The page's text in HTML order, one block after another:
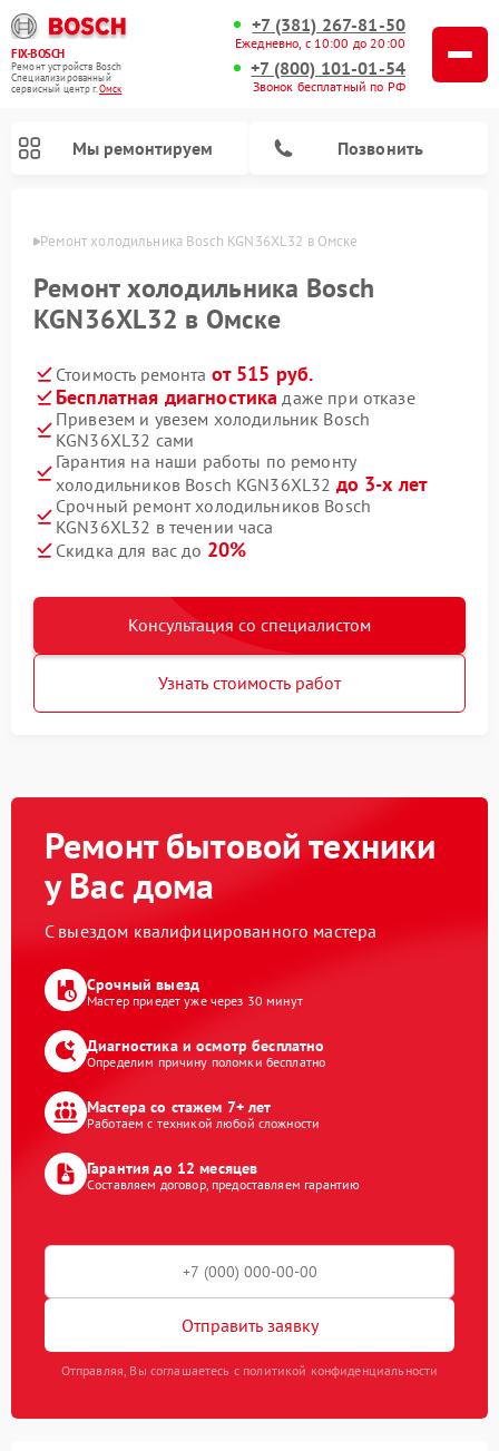
FIX-BOSCH
Ремонт устройств Bosch
Специализированный
cервисный центр г.Омск
+7 (381) 267-81-50
Ежедневно, с 10:00 до 20:00
+7 (800) 101-01-54
Звонок бесплатный по РФ
Мы ремонтируем Позвонить
Ремонт холодильника Bosch KGN36XL32 в Омске
Ремонт холодильника Bosch
KGN36XL32 в Омске
Стоимость ремонта от 515 руб.
Бесплатная диагностика даже при отказе
Привезем и увезем холодильник Bosch
KGN36XL32 сами
Гарантия на наши работы по ремонту
холодильников Bosch KGN36XL32 до 3-х лет
Срочный ремонт холодильников Bosch
KGN36XL32 в течении часа
Скидка для вас до 20%
Консультация со специалистом
Узнать стоимость работ
Ремонт бытовой техники
у Вас дома
С выездом квалифицированного мастера
Срочный выезд
Мастер приедет уже через 30 минут
Диагностика и осмотр бесплатно
Определим причину поломки бесплатно
Мастера со стажем 7+ лет
Работаем с техникой любой сложности
Гарантия до 12 месяцев
Составляем договор, предоставляем гарантию
Отправить заявку
Отправляя, Вы соглашаетесь с политикой конфиденциальности